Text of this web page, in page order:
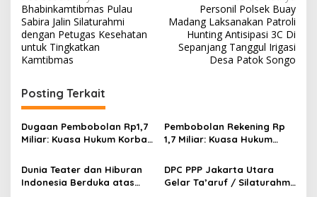
M
a
k
l
s
k
a
v
i
a
s
i
o
Bhabinkamtibmas Pulau
Sabira Jalin Silaturahmi
dengan Petugas Kesehatan
untuk Tingkatkan
Kamtibmas
Personil Polsek Buay
Madang Laksanakan Patroli
Hunting Antisipasi 3C Di
Sepanjang Tanggul Irigasi
Desa Patok Songo
Posting Terkait
Dugaan Pembobolan Rp1,7
Miliar: Kuasa Hukum Korban
Keterlibatan Internal Bank
Aladin Syariah
Pembobolan Rekening Rp
1,7 Miliar: Kuasa Hukum
Pihak Internal Bank Aladin
Syariah
Dunia Teater dan Hiburan
Indonesia Berduka atas
DPC PPP Jakarta Utara
Gelar Ta’aruf / Silaturahmi